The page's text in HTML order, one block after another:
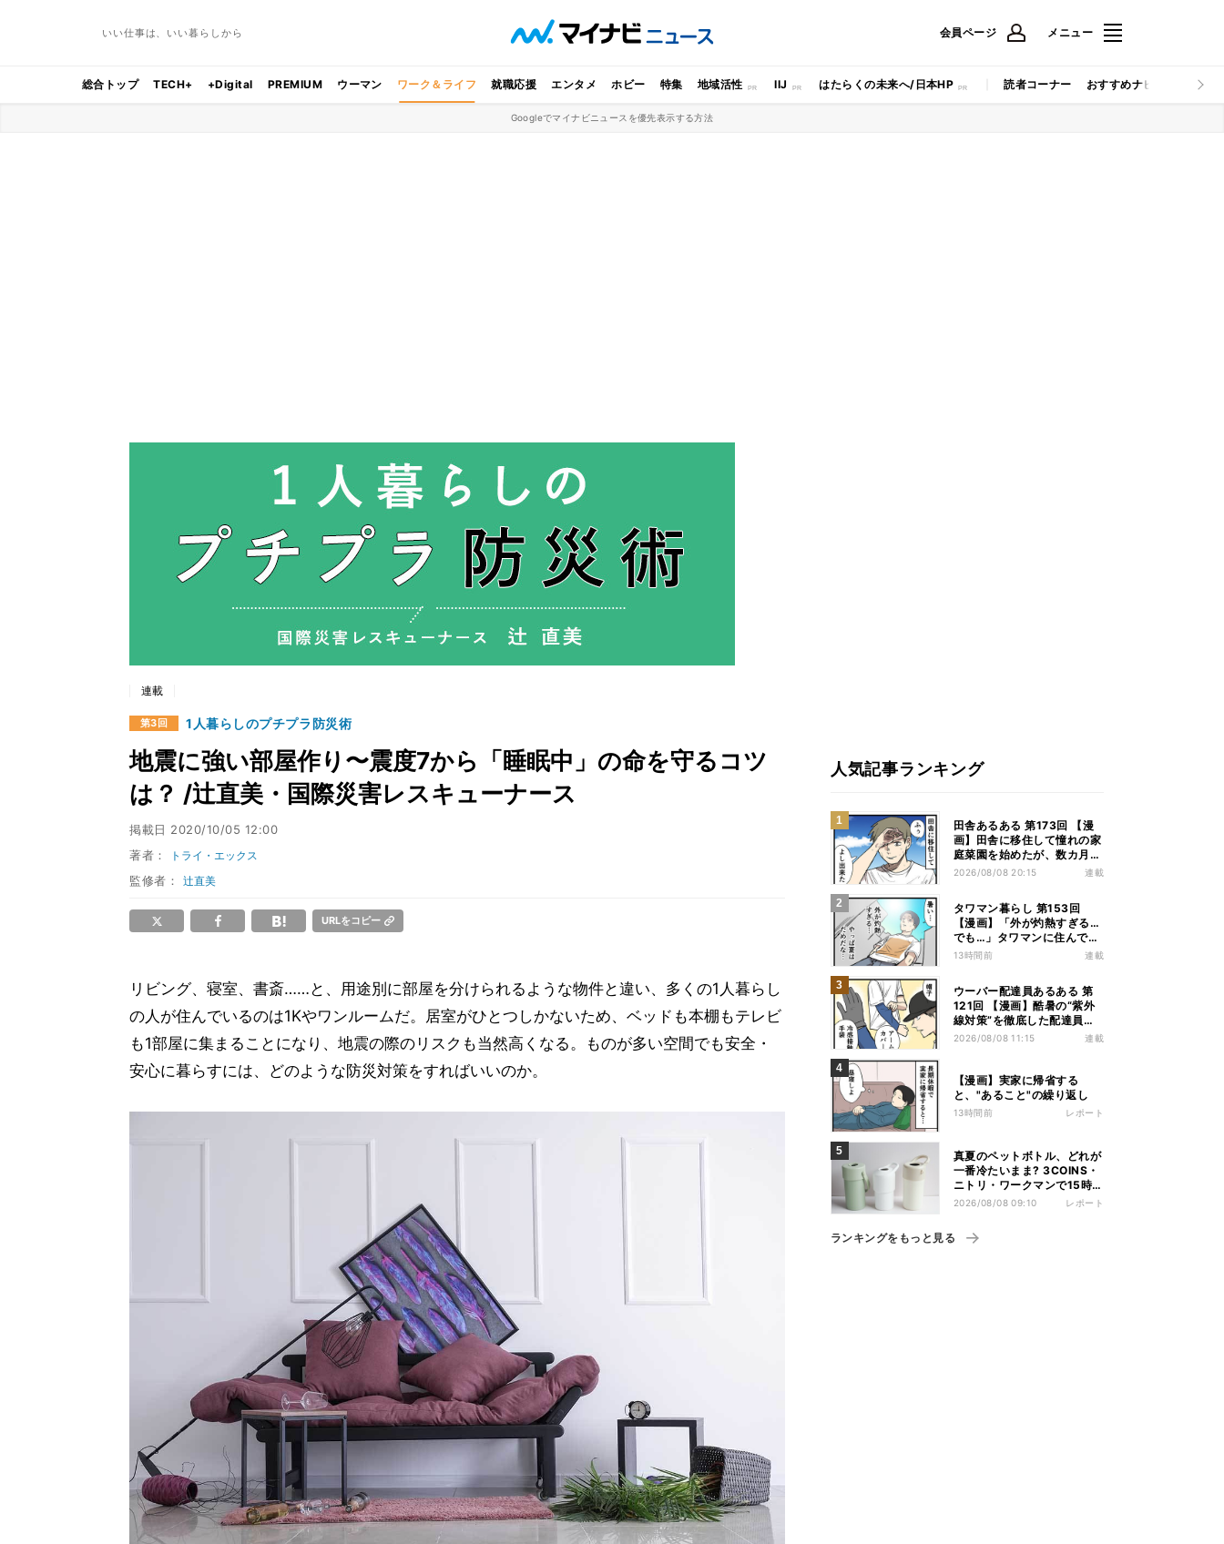
いい仕事は、いい暮らしから 会員ページ メニュー
総合トップ TECH+ +Digital PREMIUM ウーマン ワーク＆ライフ 就職応援 エンタメ ホビー 特集 地域活性 IIJ はたらくの未来へ/日本HP 読者コーナー おすすめナビ マイナビ
Googleでマイナビニュースを優先表示する方法
連載
第3回 1人暮らしのプチプラ防災術
地震に強い部屋作り〜震度7から「睡眠中」の命を守るコツ
は？ /辻直美・国際災害レスキューナース
掲載日 2020/10/05 12:00
著者：
トライ・エックス
監修者： 辻直美
URLをコピー
リビング、寝室、書斎……と、用途別に部屋を分けられるような物件と違い、多くの1人暮らし
の人が住んでいるのは1Kやワンルームだ。居室がひとつしかないため、ベッドも本棚もテレビ
も1部屋に集まることになり、地震の際のリスクも当然高くなる。ものが多い空間でも安全・
安心に暮らすには、どのような防災対策をすればいいのか。
人気記事ランキング
田舎あるある 第173回 【漫
画】田舎に移住して憧れの家
庭菜園を始めたが、数カ月後
の光景に絶句
2026/08/08 20:15 連載
タワマン暮らし 第153回
【漫画】「外が灼熱すぎる…
でも…」タワマンに住んで分
かった夏のメリット
13時間前 連載
ウーバー配達員あるある 第
121回 【漫画】酷暑の“紫外
線対策”を徹底した配達員
が、数カ月後に絶句した理由
2026/08/08 11:15 連載
【漫画】実家に帰省する
と、"あること"の繰り返し
13時間前 レポート
真夏のペットボトル、どれが
一番冷たいまま? 3COINS・
ニトリ・ワークマンで15時間
検証してみた
2026/08/08 09:10 レポート
ランキングをもっと見る